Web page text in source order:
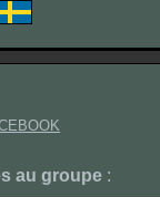
au groupe :